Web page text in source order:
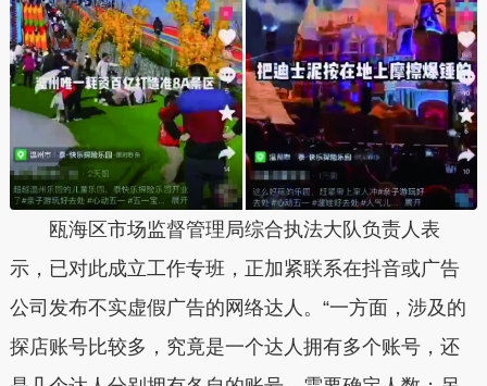
瓯海区市场监督管理局综合执法大队负责人表
示，已对此成立工作专班，正加紧联系在抖音或广告
公司发布不实虚假广告的网络达人。“一方面，涉及的
探店账号比较多，究竟是一个达人拥有多个账号，还